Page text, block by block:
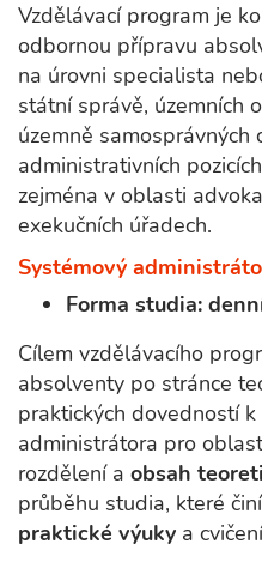
Vzdělávací program je
odbornou přípravu
na úrovni specialista
státní správě, územních
územně samosprávných
administrativních
zejména v oblasti
exekučních úřadech.
Systémový
Forma studia:
Cílem vzdělávacího
absolventy po stránce
praktických dovedností
administrátora pro
rozdělení a obsah
průběhu studia, které činí
praktické výuky a